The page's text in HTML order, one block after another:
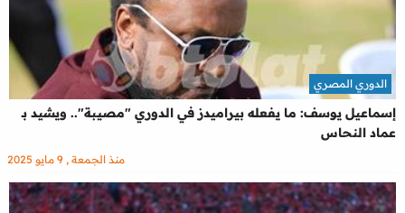
إسماعيل يوسف: ما يفعله بيراميدز في الدوري "مصيبة".. ويشيد بـ
عماد النحاس
الدوري المصري
منذ الجمعة , 9 مايو 2025